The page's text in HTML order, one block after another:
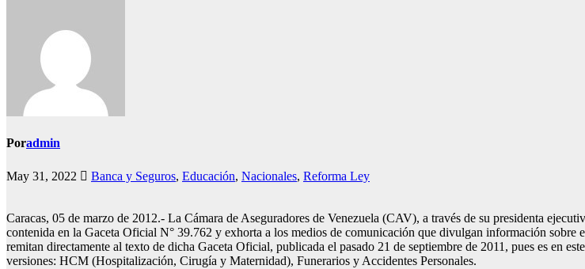
Poradmin
May 31, 2022 Banca y Seguros, Educación, Nacionales, Reforma Ley
Caracas, 05 de marzo de 2012.- La Cámara de Aseguradores de Venezuela (CAV), a través de su presidenta
contenida en la Gaceta Oficial N° 39.762 y exhorta a los medios de comunicación que divulgan información sobre
remitan directamente al texto de dicha Gaceta Oficial, publicada el pasado 21 de septiembre de 2011, pues es en
versiones: HCM (Hospitalización, Cirugía y Maternidad), Funerarios y Accidentes Personales.